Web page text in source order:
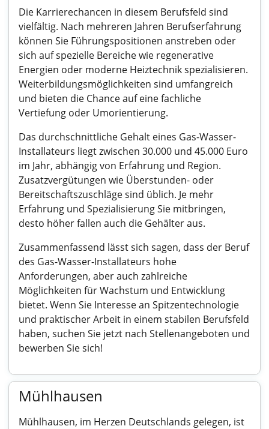
Die Karrierechancen in diesem Berufsfeld sind
vielfältig. Nach mehreren Jahren Berufserfahrung
können Sie Führungspositionen anstreben oder
sich auf spezielle Bereiche wie regenerative
Energien oder moderne Heiztechnik spezialisieren.
Weiterbildungsmöglichkeiten sind umfangreich
und bieten die Chance auf eine fachliche
Vertiefung oder Umorientierung.
Das durchschnittliche Gehalt eines Gas-Wasser-
Installateurs liegt zwischen 30.000 und 45.000 Euro
im Jahr, abhängig von Erfahrung und Region.
Zusatzvergütungen wie Überstunden- oder
Bereitschaftszuschläge sind üblich. Je mehr
Erfahrung und Spezialisierung Sie mitbringen,
desto höher fallen auch die Gehälter aus.
Zusammenfassend lässt sich sagen, dass der Beruf
des Gas-Wasser-Installateurs hohe
Anforderungen, aber auch zahlreiche
Möglichkeiten für Wachstum und Entwicklung
bietet. Wenn Sie Interesse an Spitzentechnologie
und praktischer Arbeit in einem stabilen Berufsfeld
haben, suchen Sie jetzt nach Stellenangeboten und
bewerben Sie sich!
Mühlhausen
Mühlhausen, im Herzen Deutschlands gelegen, ist